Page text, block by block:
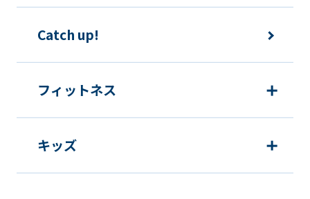
differ
We
Catch up!
フィットネス
キッズ